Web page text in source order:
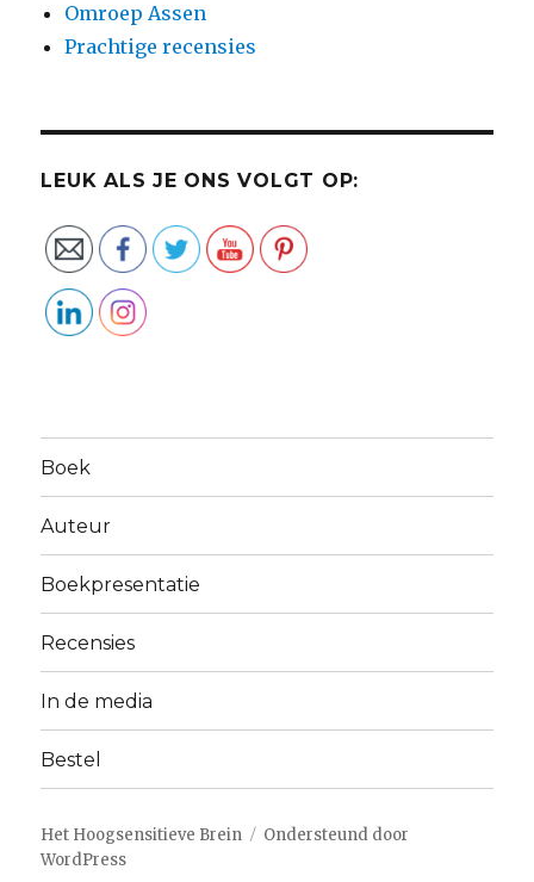
Omroep Assen
Prachtige recensies
LEUK ALS JE ONS VOLGT OP:
Boek
Auteur
Boekpresentatie
Recensies
In de media
Bestel
Het Hoogsensitieve Brein
Ondersteund door
WordPress